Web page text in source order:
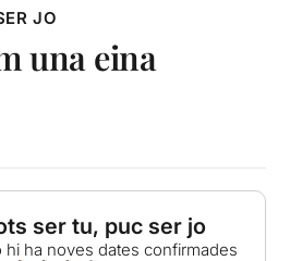
JO
una eina
ser tu, puc ser jo
hi ha noves dates confirmades